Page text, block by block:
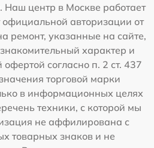
Наш центр в Москве работает
авторизации от
ремонт, указанные на сайте,
характер и
согласно п. 2 ст. 437
торговой марки
в информационных целях
техники, с которой мы
не аффилирована с
товарных знаков и не